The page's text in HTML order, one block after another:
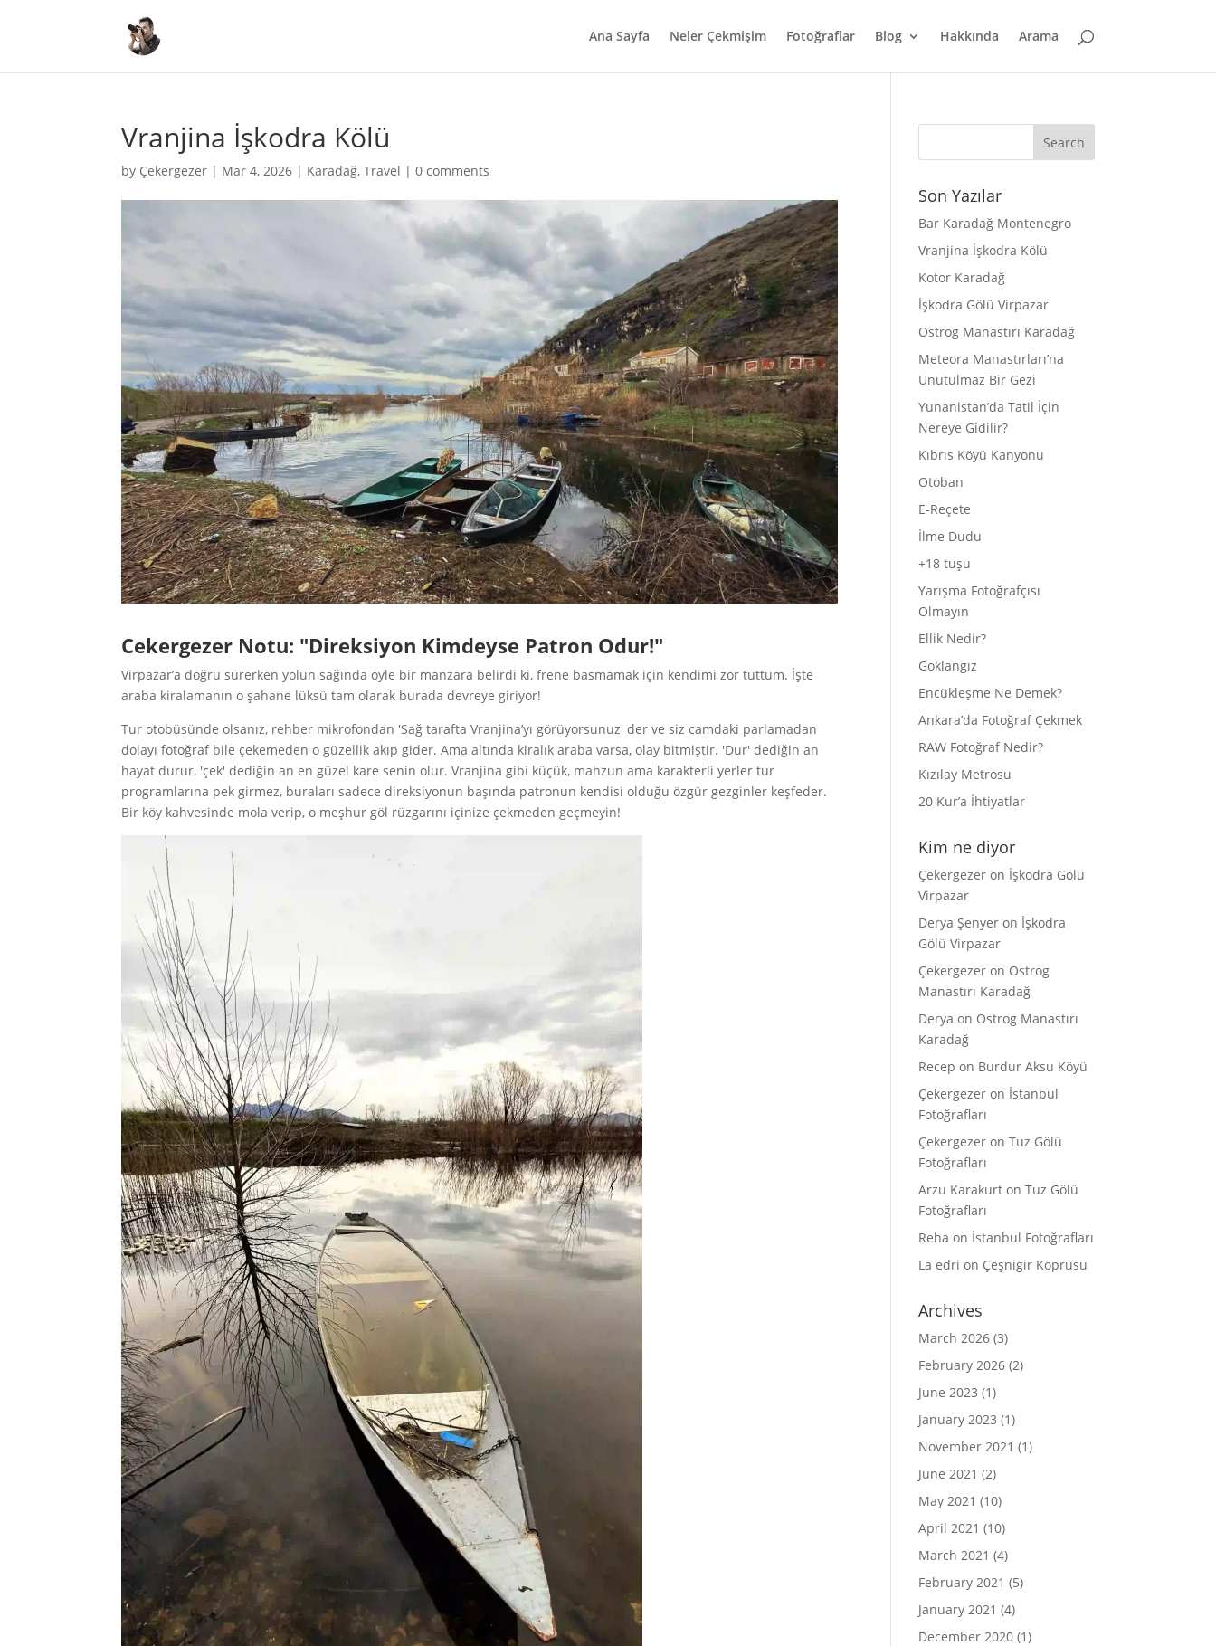
Ana Sayfa Neler Çekmişim Fotoğraflar Blog Hakkında Arama
Vranjina İşkodra Kölü
by Çekergezer | Mar 4, 2026 | Karadağ,Travel |0 comments
Cekergezer Notu: "Direksiyon Kimdeyse Patron Odur!"
Virpazar’a doğru sürerken yolun sağında öyle bir manzara belirdi ki, frene basmamak için kendimi zor tuttum. İşte
araba kiralamanın o şahane lüksü tam olarak burada devreye giriyor!
Tur otobüsünde olsanız, rehber mikrofondan 'Sağ tarafta Vranjina’yı görüyorsunuz' der ve siz camdaki parlamadan
dolayı fotoğraf bile çekemeden o güzellik akıp gider. Ama altında kiralık araba varsa, olay bitmiştir. 'Dur' dediğin an
hayat durur, 'çek' dediğin an en güzel kare senin olur. Vranjina gibi küçük, mahzun ama karakterli yerler tur
programlarına pek girmez, buraları sadece direksiyonun başında patronun kendisi olduğu özgür gezginler keşfeder.
Bir köy kahvesinde mola verip, o meşhur göl rüzgarını içinize çekmeden geçmeyin!
Son Yazılar
Bar Karadağ Montenegro
Vranjina İşkodra Kölü
Kotor Karadağ
İşkodra Gölü Virpazar
Ostrog Manastırı Karadağ
Meteora Manastırları’na
Unutulmaz Bir Gezi
Yunanistan’da Tatil İçin
Nereye Gidilir?
Kıbrıs Köyü Kanyonu
Otoban
E-Reçete
İlme Dudu
+18 tuşu
Yarışma Fotoğrafçısı
Olmayın
Ellik Nedir?
Goklangız
Encükleşme Ne Demek?
Ankara’da Fotoğraf Çekmek
RAW Fotoğraf Nedir?
Kızılay Metrosu
20 Kur’a İhtiyatlar
Kim ne diyor
Çekergezer on İşkodra Gölü
Virpazar
Derya Şenyer on İşkodra
Gölü Virpazar
Çekergezer on Ostrog
Manastırı Karadağ
Derya on Ostrog Manastırı
Karadağ
Recep on Burdur Aksu Köyü
Çekergezer on İstanbul
Fotoğrafları
Çekergezer onTuz Gölü
Fotoğrafları
Arzu Karakurt onTuz Gölü
Fotoğrafları
Reha on İstanbul Fotoğrafları
La edri on Çeşnigir Köprüsü
Archives
March 2026 (3)
February 2026 (2)
June 2023 (1)
January 2023 (1)
November 2021 (1)
June 2021 (2)
May 2021 (10)
April 2021 (10)
March 2021 (4)
February 2021 (5)
January 2021 (4)
December 2020 (1)